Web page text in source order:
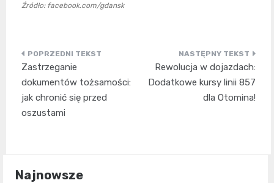
Źródło: facebook.com/gdansk
Nawigacja
wpisu
Zastrzeganie
dokumentów tożsamości:
jak chronić się przed
oszustami
Rewolucja w dojazdach:
Dodatkowe kursy linii 857
dla Otomina!
Najnowsze